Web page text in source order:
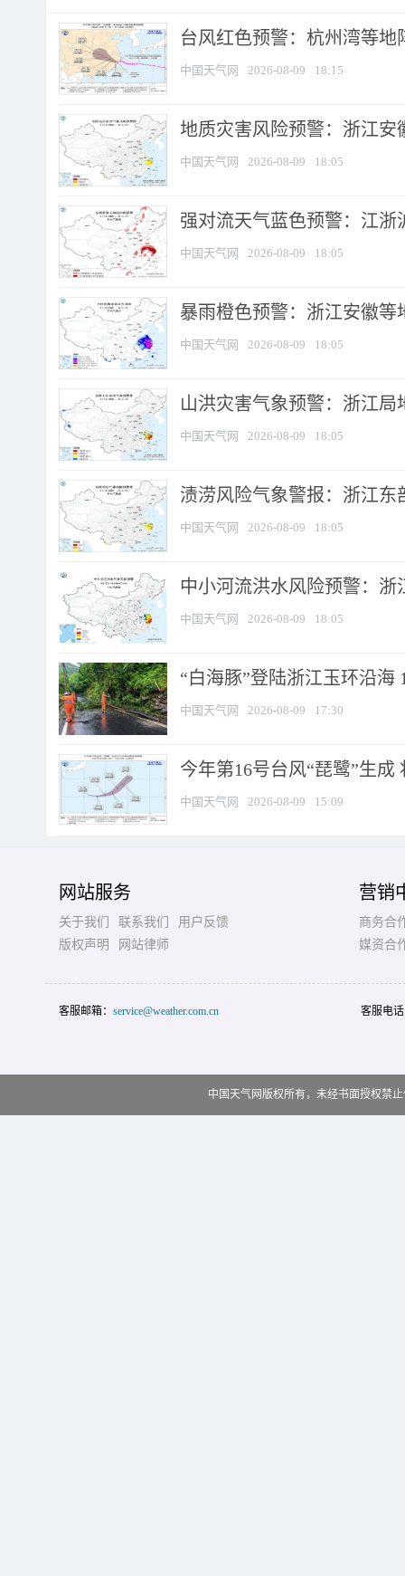
台风红色预警：杭州湾等地
中国天气网 2026-08-09 18:15
地质灾害风险预警：浙江安
中国天气网 2026-08-09 18:05
强对流天气蓝色预警：江浙
中国天气网 2026-08-09 18:05
暴雨橙色预警：浙江安徽等
中国天气网 2026-08-09 18:05
山洪灾害气象预警：浙江
中国天气网 2026-08-09 18:05
渍涝风险气象警报：浙江
中国天气网 2026-08-09 18:05
中小河流洪水风险预警：
中国天气网 2026-08-09 18:05
“白海豚”登陆浙江玉环沿海
中国天气网 2026-08-09 17:30
今年第16号台风“琵鹭”生
中国天气网 2026-08-09 15:09
网站服务
关于我们 联系我们
用户反馈
版权声明
网站律师
营销
商务合
媒资合
客服邮箱： service@weather.com.cn 客服电
中国天气网版权所有，未经书面授权